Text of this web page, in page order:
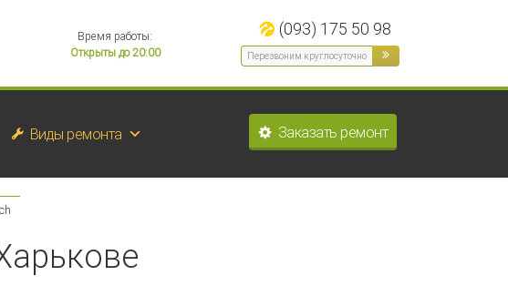
(093) 175 50 98
Время работы:
Открыты до 20:00
Виды ремонта Заказать ремонт